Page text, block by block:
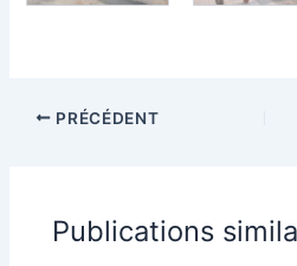
PRÉCÉDENT
Publications